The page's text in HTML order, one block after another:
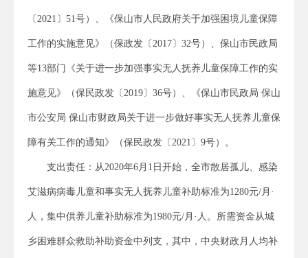
〔2021〕51号）、《保山市人民政府关于加强困境儿童保障
工作的实施意见》（保政发〔2017〕32号）、保山市民政局
等13部门《关于进一步加强事实无人抚养儿童保障工作的实
施意见》（保民政发〔2019〕36号）、《保山市民政局 保山
市公安局 保山市财政局关于进一步做好事实无人抚养儿童保
障有关工作的通知》（保民政发〔2021〕9号）。
支出责任：从2020年6月1日开始，全市散居孤儿、感染
艾滋病病毒儿童和事实无人抚养儿童补助标准为1280元/月·
人，集中供养儿童补助标准为1980元/月·人。所需资金从城
乡困难群众救助补助资金中列支，其中，中央财政月人均补